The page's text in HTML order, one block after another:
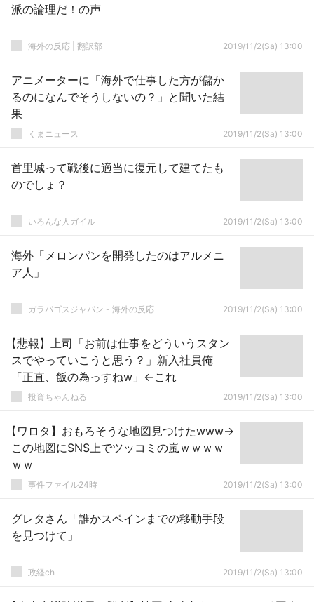
派の論理だ！の声
海外の反応 | 翻訳部 2019/11/2(Sa) 13:00
アニメーターに「海外で仕事した方が儲か
るのになんでそうしないの？」と聞いた結
果
くまニュース 2019/11/2(Sa) 13:00
首里城って戦後に適当に復元して建てたも
のでしょ？
いろんな人ガイル 2019/11/2(Sa) 13:00
海外「メロンパンを開発したのはアルメニ
ア人」
ガラパゴスジャパン - 海外の反応 2019/11/2(Sa) 13:00
【悲報】上司「お前は仕事をどういうスタン
スでやっていこうと思う？」新入社員俺
「正直、飯の為っすねw」←これ
投資ちゃんねる 2019/11/2(Sa) 13:00
【ワロタ】おもろそうな地図見つけたwww→
この地図にSNS上でツッコミの嵐ｗｗｗｗ
ｗｗ
事件ファイル24時 2019/11/2(Sa) 13:00
グレタさん「誰かスペインまでの移動手段
を見つけて」
政経ch 2019/11/2(Sa) 13:00